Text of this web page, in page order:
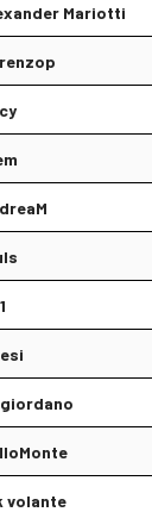
Mariotti
volante